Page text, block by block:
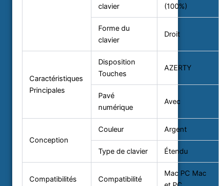
clavier
(100%)
Forme du
clavier
Droit
Caractéristiques
Principales
Disposition
Touches
AZERTY
Pavé
numérique
Avec
Conception
Couleur Argent
Type de clavier Étendu
Compatibilités Compatibilité
Mac PC Mac